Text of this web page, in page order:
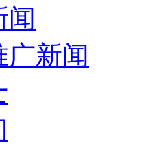
闻
广新闻